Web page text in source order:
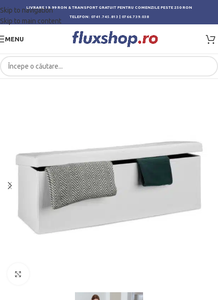
Skip to navigation
Skip to main content
LIVRARE 19.99 RON & TRANSPORT GRATUIT PENTRU COMENZILE PESTE 250 RON
TELEFON: 0741.745.813 0766.739.038
MENU